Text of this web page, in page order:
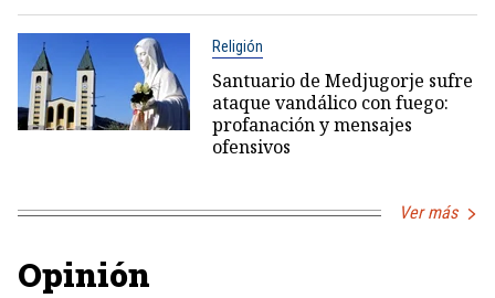
Religión
Santuario de Medjugorje sufre
ataque vandálico con fuego:
profanación y mensajes
ofensivos
Ver más
Opinión